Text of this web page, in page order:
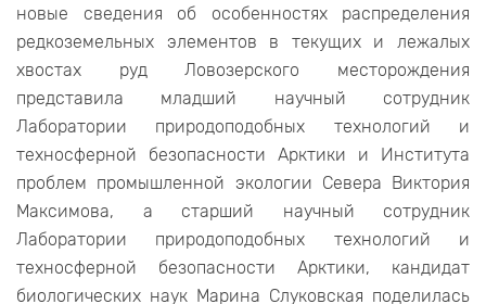
новые сведения об особенностях распределения
редкоземельных элементов в текущих и лежалых
хвостах руд Ловозерского месторождения
представила младший научный сотрудник
Лаборатории природоподобных технологий и
техносферной безопасности Арктики и Института
проблем промышленной экологии Севера Виктория
Максимова, а старший научный сотрудник
Лаборатории природоподобных технологий и
техносферной безопасности Арктики, кандидат
биологических наук Марина Слуковская поделилась